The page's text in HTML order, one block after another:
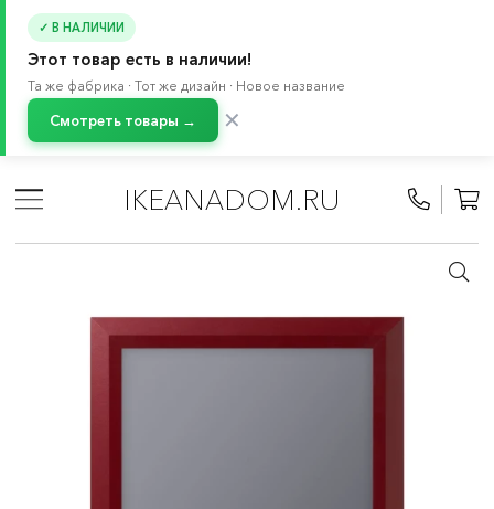
✓ В НАЛИЧИИ
Этот товар есть в наличии!
Та же фабрика · Тот же дизайн · Новое название
Смотреть товары → ✕
IKEANADOM.RU
/
Рамы для фотографий и картин